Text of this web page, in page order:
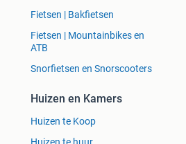
Fietsen | Bakfietsen
Fietsen | Mountainbikes en
ATB
Snorfietsen en Snorscooters
Huizen en Kamers
Huizen te Koop
Huizen te huur